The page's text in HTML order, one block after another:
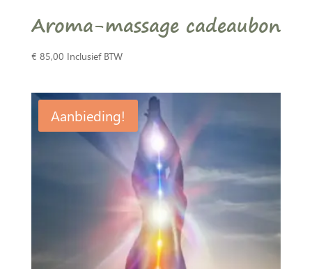
Aroma-massage cadeaubon
€ 85,00 Inclusief BTW
Aanbieding!